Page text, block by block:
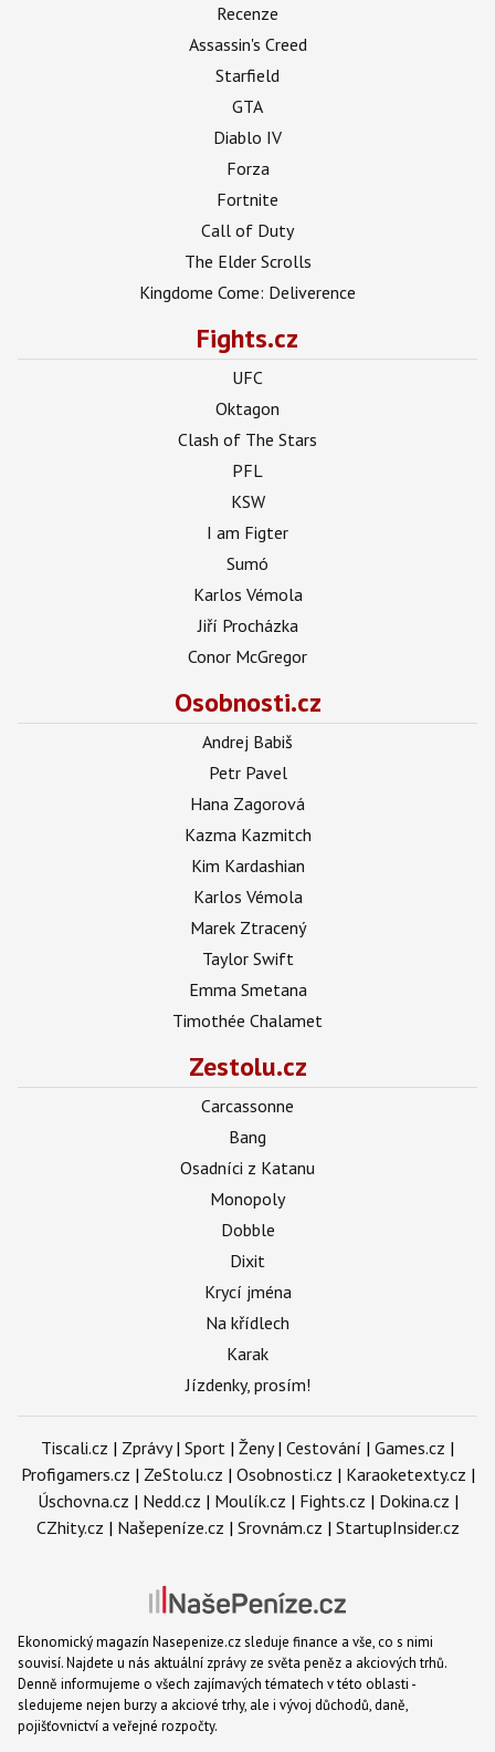
Recenze
Assassin's Creed
Starfield
GTA
Diablo IV
Forza
Fortnite
Call of Duty
The Elder Scrolls
Kingdome Come: Deliverence
Fights.cz
UFC
Oktagon
Clash of The Stars
PFL
KSW
I am Figter
Sumó
Karlos Vémola
Jiří Procházka
Conor McGregor
Osobnosti.cz
Andrej Babiš
Petr Pavel
Hana Zagorová
Kazma Kazmitch
Kim Kardashian
Karlos Vémola
Marek Ztracený
Taylor Swift
Emma Smetana
Timothée Chalamet
Zestolu.cz
Carcassonne
Bang
Osadníci z Katanu
Monopoly
Dobble
Dixit
Krycí jména
Na křídlech
Karak
Jízdenky, prosím!
Tiscali.cz | Zprávy| Sport | Ženy| Cestování | Games.cz |
Profigamers.cz | ZeStolu.cz | Osobnosti.cz | Karaoketexty.cz |
Úschovna.cz | Nedd.cz | Moulík.cz | Fights.cz | Dokina.cz |
CZhity.cz | Našepeníze.cz | Srovnám.cz | StartupInsider.cz
Ekonomický magazín Nasepenize.cz sleduje finance a vše, co s nimi
souvisí. Najdete u nás aktuální zprávy ze světa peněz a akciových trhů.
Denně informujeme o všech zajímavých tématech v této oblasti -
sledujeme nejen burzy a akciové trhy, ale i vývoj důchodů, daně,
pojišťovnictví a veřejné rozpočty.